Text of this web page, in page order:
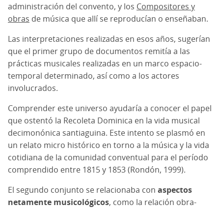
administración del convento, y los Compositores y
obras de música que allí se reproducían o enseñaban.
Las interpretaciones realizadas en esos años, sugerían
que el primer grupo de documentos remitía a las
prácticas musicales realizadas en un marco espacio-
temporal determinado, así como a los actores
involucrados.
Comprender este universo ayudaría a conocer el papel
que ostentó la Recoleta Dominica en la vida musical
decimonónica santiaguina. Este intento se plasmó en
un relato micro histórico en torno a la música y la vida
cotidiana de la comunidad conventual para el período
comprendido entre 1815 y 1853 (Rondón, 1999).
El segundo conjunto se relacionaba con aspectos
netamente musicológicos, como la relación obra-